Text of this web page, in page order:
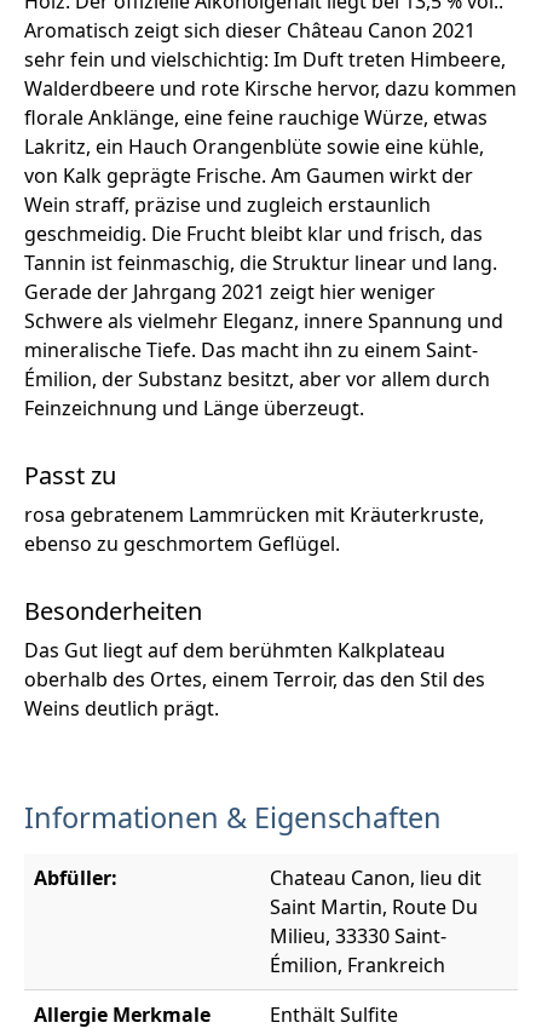
Aromatisch zeigt sich dieser Château Canon 2021
sehr fein und vielschichtig: Im Duft treten Himbeere,
Walderdbeere und rote Kirsche hervor, dazu kommen
florale Anklänge, eine feine rauchige Würze, etwas
Lakritz, ein Hauch Orangenblüte sowie eine kühle,
von Kalk geprägte Frische. Am Gaumen wirkt der
Wein straff, präzise und zugleich erstaunlich
geschmeidig. Die Frucht bleibt klar und frisch, das
Tannin ist feinmaschig, die Struktur linear und lang.
Gerade der Jahrgang 2021 zeigt hier weniger
Schwere als vielmehr Eleganz, innere Spannung und
mineralische Tiefe. Das macht ihn zu einem Saint-
Émilion, der Substanz besitzt, aber vor allem durch
Feinzeichnung und Länge überzeugt.
Passt zu
rosa gebratenem Lammrücken mit Kräuterkruste,
ebenso zu geschmortem Geflügel.
Besonderheiten
Das Gut liegt auf dem berühmten Kalkplateau
oberhalb des Ortes, einem Terroir, das den Stil des
Weins deutlich prägt.
Informationen & Eigenschaften
Abfüller:
Chateau Canon, lieu dit
Saint Martin, Route Du
Milieu, 33330 Saint-
Émilion, Frankreich
Allergie Merkmale
Enthält Sulfite